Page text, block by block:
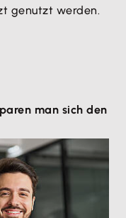
genutzt werden.
man sich den